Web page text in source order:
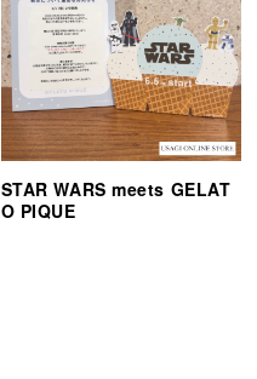
STAR WARS meets GELAT
O PIQUE